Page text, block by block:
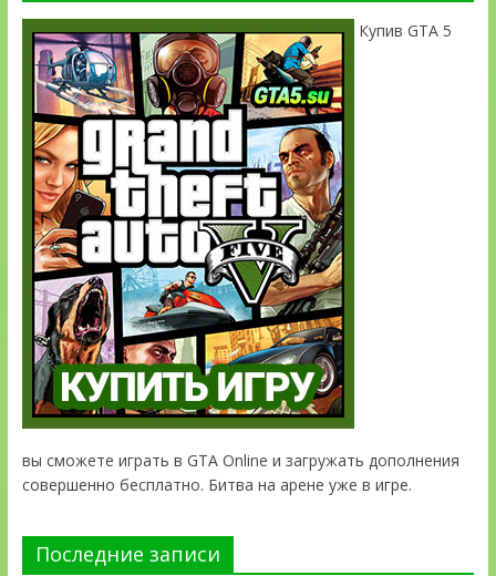
Купив GTA 5
вы сможете играть в GTA Online и загружать дополнения
совершенно бесплатно. Битва на арене уже в игре.
Последние записи